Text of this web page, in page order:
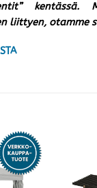
kentässä.
liittyen, otamme